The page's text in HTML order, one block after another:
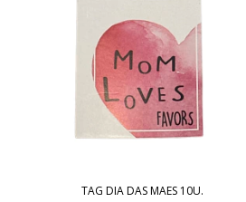
TAG DIA DAS MAES 10U.